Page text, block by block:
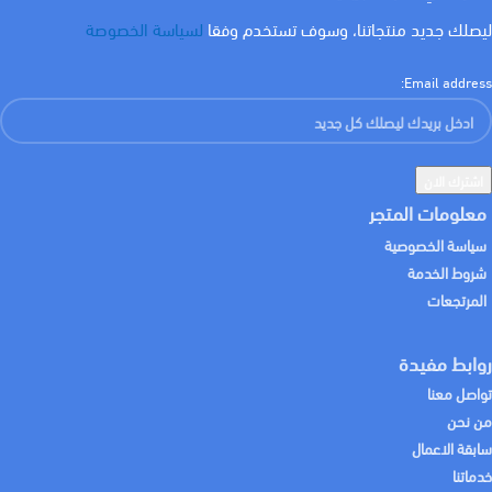
ليصلك جديد منتجاتنا، وسوف تستخدم وفقا لسياسة الخصوصة
Email address:
معلومات المتجر
سياسة الخصوصية
شروط الخدمة
المرتجعات
روابط مفيدة
تواصل معنا
من نحن
سابقة الاعمال
خدماتنا